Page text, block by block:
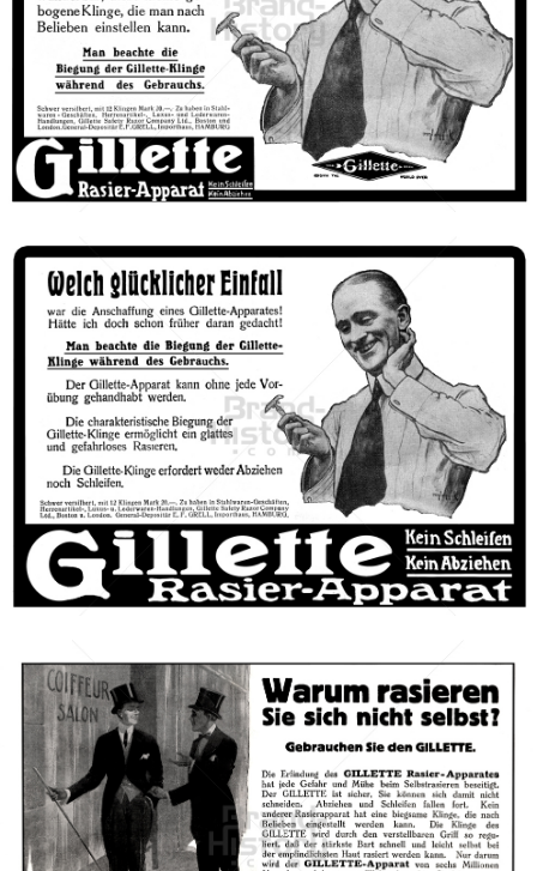
Gillette Gillette-Gruppe Österreich GmbH 1912
Bild-ID: 46503
Gillette Gillette-Gruppe Österreich GmbH 1912
Bild-ID: 46568